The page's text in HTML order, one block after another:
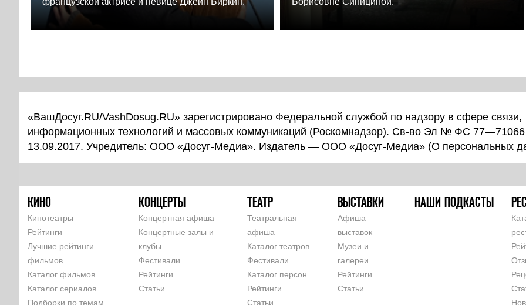
«ВашДосуг.RU/VashDosug.RU» зарегистрировано Федеральной службой по надзору в сфере связи,
информационных технологий и массовых коммуникаций (Роскомнадзор). Св-во Эл № ФС 77—71066
13.09.2017. Учредитель: ООО «Досуг-Медиа». Издатель — ООО «Досуг-Медиа» (О персональных
КИНО
Кинотеатры
Рейтинги
Лучшие рейтинги
фильмов
Каталог фильмов
Каталог сериалов
Подборки по темам
КОНЦЕРТЫ
Концертная афиша
Концертные залы и
клубы
Фестивали
Рейтинги
Статьи
ТЕАТР
Театральная
афиша
Каталог театров
Фестивали
Каталог персон
Рейтинги
Статьи
ВЫСТАВКИ
Афиша
выставок
Музеи и
галереи
Рейтинги
Статьи
НАШИ ПОДКАСТЫ